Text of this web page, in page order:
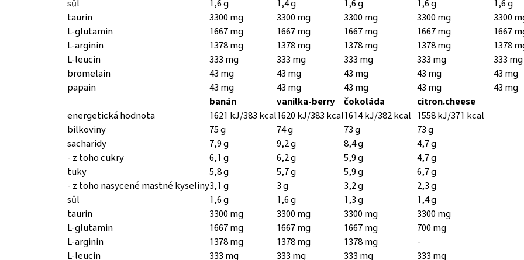
sůl
1,6 g 1,4 g 1,6 g 1,6 g
1,6 g
taurin
3300 mg 3300 mg 3300 mg 3300 mg
3300
L-glutamin
1667 mg 1667 mg 1667 mg 1667 mg
1667
L-arginin
1378 mg 1378 mg 1378 mg 1378 mg
1378
L-leucin
333 mg 333 mg 333 mg 333 mg
333 mg
bromelain
43 mg 43 mg 43 mg 43 mg
43 mg
papain
43 mg 43 mg 43 mg 43 mg
43 mg
banán
vanilka-berry čokoláda
citron.cheese
energetická hodnota
1621 kJ/383 kcal1620 kJ/383 kcal1614 kJ/382 kcal
1558 kJ/371 kcal
bílkoviny
75 g 74 g 73 g
73 g
sacharidy
7,9 g 9,2 g 8,4 g
4,7 g
- z toho cukry
6,1 g 6,2 g 5,9 g
4,7 g
tuky
5,8 g 5,7 g 5,9 g
6,7 g
- z toho nasycené mastné kyseliny3,1 g 3 g 3,2 g
2,3 g
sůl
1,6 g 1,6 g 1,3 g
1,4 g
taurin
3300 mg 3300 mg 3300 mg
3300 mg
L-glutamin
1667 mg 1667 mg 1667 mg
700 mg
L-arginin
1378 mg 1378 mg 1378 mg
-
L-leucin
333 mg 333 mg 333 mg
333 mg